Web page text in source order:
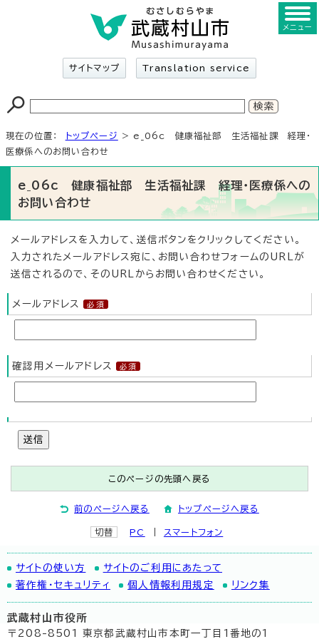
サイトマップ Translation service
メニュー
現在の位置： トップページ
> e_06c 健康福祉部 生活福祉課 経理・
医療係へのお問い合わせ
e_06c 健康福祉部 生活福祉課 経理・医療係への
お問い合わせ
メールアドレスを入力して、送信ボタンをクリックしてください。
入力されたメールアドレス宛に、お問い合わせフォームのURLが
送信されるので、そのURLからお問い合わせください。
メールアドレス
確認用メールアドレス
送信
このページの先頭へ戻る
前のページへ戻る トップページへ戻る
切替 PC スマートフォン
サイトの使い方
サイトのご利用にあたって
著作権・セキュリティ
個人情報利用規定 リンク集
武蔵村山市役所
〒208-8501 東京都武蔵村山市本町一丁目1番地の1